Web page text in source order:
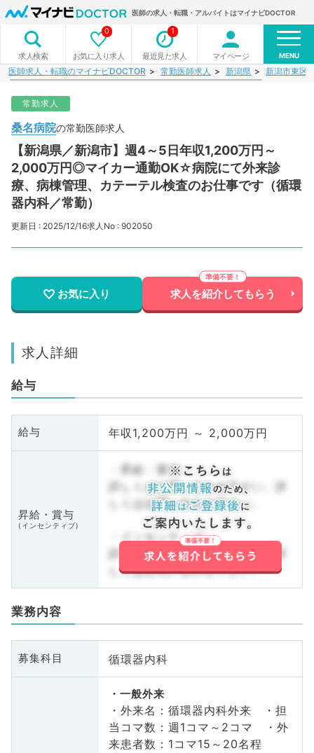
医師の求人・転職・アルバイトはマイナビDOCTOR
求人検索 お気に入り求人
0
最近見た求人
1
マイページ MENU
医師求人・転職のマイナビDOCTOR 常勤医師求人 新潟県 新潟市東区
常勤求人
桑名病院の常勤医師求人
【新潟県／新潟市】週4～5日年収1,200万円～
2,000万円◎マイカー通勤OK☆病院にて外来診
療、病棟管理、カテーテル検査のお仕事です（循環
器内科／常勤）
更新日 : 2025/12/16求人No : 902050
お気に入り 求人を紹介してもらう
求人詳細
給与
給与 年収1,200万円 ～ 2,000万円
昇給・賞与
(インセンティブ)
・昇給・賞与
詳しくはお問い合わせ下さい。詳
しくはお問い合わせ下さい。
・インセンティブ
詳しくはお問い合わせ下さい。詳
しくはお問い合わせ下さい。
業務内容
募集科目 循環器内科
一般外来
・外来名：循環器内科外来 ・担
当コマ数：週1コマ～2コマ ・外
来患者数：1コマ15～20名程